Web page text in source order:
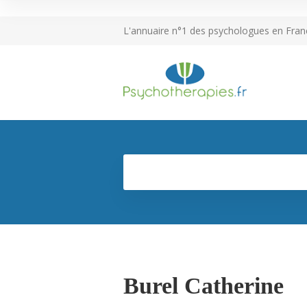
L'annuaire n°1 des psychologues en
Burel Catherine